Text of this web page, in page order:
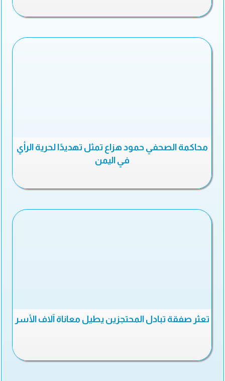
محاكمة الصحفي حمود هزاع تمثل تهديدًا لحرية الرأي
في اليمن
تعثر صفقة تبادل المحتجزين يطيل معاناة آلاف الأسر